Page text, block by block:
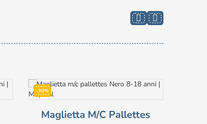
-30%
Maglietta M/c Pallettes